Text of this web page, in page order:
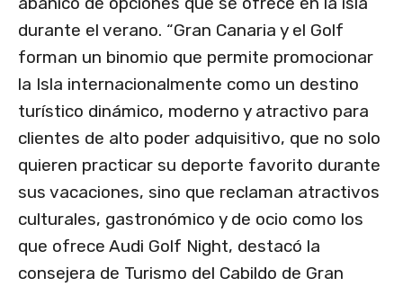
durante el verano. “Gran Canaria y el Golf
forman un binomio que permite promocionar
la Isla internacionalmente como un destino
turístico dinámico, moderno y atractivo para
clientes de alto poder adquisitivo, que no solo
quieren practicar su deporte favorito durante
sus vacaciones, sino que reclaman atractivos
culturales, gastronómico y de ocio como los
que ofrece Audi Golf Night, destacó la
consejera de Turismo del Cabildo de Gran